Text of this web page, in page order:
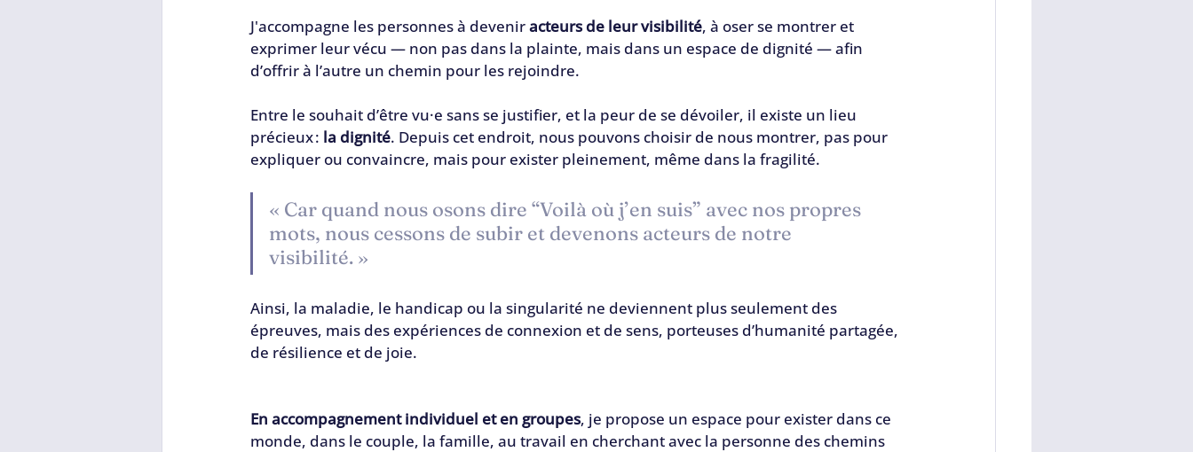
J'accompagne les personnes à devenir acteurs de leur visibilité, à oser se montrer et
exprimer leur vécu — non pas dans la plainte, mais dans un espace de dignité — afin
d’offrir à l’autre un chemin pour les rejoindre.
Entre le souhait d’être vu·e sans se justifier, et la peur de se dévoiler, il existe un lieu
précieux : la dignité. Depuis cet endroit, nous pouvons choisir de nous montrer, pas pour
expliquer ou convaincre, mais pour exister pleinement, même dans la fragilité.
« Car quand nous osons dire “Voilà où j’en suis” avec nos propres
mots, nous cessons de subir et devenons acteurs de notre
visibilité. »
Ainsi, la maladie, le handicap ou la singularité ne deviennent plus seulement des
épreuves, mais des expériences de connexion et de sens, porteuses d’humanité partagée,
de résilience et de joie.
En accompagnement individuel et en groupes, je propose un espace pour exister dans ce
monde, dans le couple, la famille, au travail en cherchant avec la personne des chemins